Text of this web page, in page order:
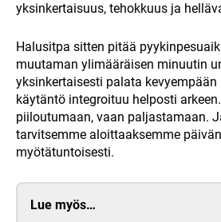
yksinkertaisuus, tehokkuus ja
Halusitpa sitten pitää
muutaman ylimääräisen minuutin
yksinkertaisesti palata
käytäntö integroituu helposti
piiloutumaan, vaan paljastamaan.
tarvitsemme aloittaaksemme
myötätuntoisesti.
Lue myös…